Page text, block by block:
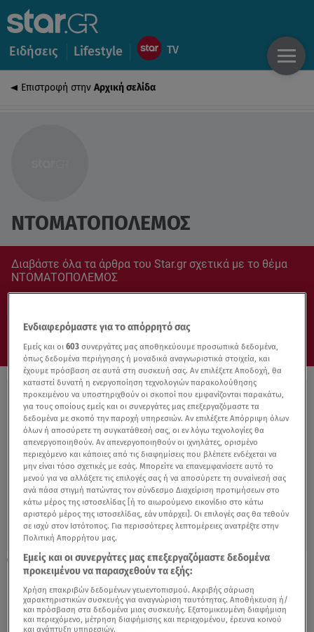
Ειδήσεις Lifestyle
Επιστροφή στην Αρχική σελίδα
ΝΤΟΜΑΤΟΠΟΛΕΜΟΣ
Διαβάστε όλα τα άρθρα του Star.gr σχετικά με το θέμα
ΝΤΟΜΑΤΟΠΟΛΕΜΟΣ
28.08.19, 16:55
Ντοματοπόλεμος Στην Ισπανία
Ενδιαφερόμαστε για το απόρρητό σας
Εμείς και οι603 συνεργάτες μας αποθηκεύουμε προσωπικά δεδομένα,
όπως δεδομένα περιήγησης ή μοναδικά αναγνωριστικά στοιχεία, και
έχουμε πρόσβαση σε αυτά στη συσκευή σας. Αν επιλέξετε Αποδοχή, θα
καταστεί δυνατή η ενεργοποίηση τεχνολογιών παρακολούθησης
προκειμένου να υποστηριχθούν οι σκοποί που εμφανίζονται παρακάτω,
για τους οποίους εμείς και οι συνεργάτες μας επεξεργαζόμαστε τα
δεδομένα με σκοπό την παροχή υπηρεσιών. Αν επιλέξετε Απόρριψη όλων
όλων ή αποσύρετε τη συγκατάθεσή σας, οι εν λόγω τεχνολογίες θα
απενεργοποιηθούν. Αν απενεργοποιηθούν οι ιχνηλάτες, ορισμένο
περιεχόμενο και κάποιες από τις διαφημίσεις που βλέπετε ενδέχεται να
μην είναι τόσο σχετικές με εσάς. Μπορείτε να επανεμφανίσετε αυτό το
μενού για να αλλάξετε τις επιλογές σας ή να αποσύρετε τη συναίνεσή σας
ανά πάσα στιγμή πατώντας τον σύνδεσμο Διαχείριση προτιμήσεων στο
κάτω μέρος της ιστοσελίδας [ή το αιωρούμενο εικονίδιο στο κάτω
αριστερό μέρος της ιστοσελίδας, εάν υπάρχει]. Οι επιλογές σας θα τεθούν
σε ισχύ στον Ιστότοπος. Για περισσότερες λεπτομέρειες ανατρέξτε στην
Πολιτική Απορρήτου μας.
Εμείς και οι συνεργάτες μας επεξεργαζόμαστε δεδομένα
προκειμένου να παρασχεθούν τα εξής:
Χρήση επακριβών δεδομένων γεωεντοπισμού. Ακριβής σάρωση
χαρακτηριστικών συσκευής για αναγνώριση ταυτότητας. Αποθήκευση ή/
και πρόσβαση στα δεδομένα μιας συσκευής. Εξατομικευμένη διαφήμιση
και περιεχόμενο, μέτρηση διαφήμισης και περιεχομένου, έρευνα κοινού
και ανάπτυξη υπηρεσιών.